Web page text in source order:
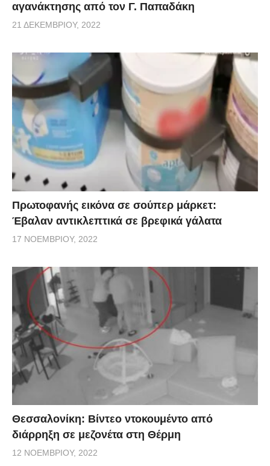
αγανάκτησης από τον Γ. Παπαδάκη
21 ΔΕΚΕΜΒΡΊΟΥ, 2022
Πρωτοφανής εικόνα σε σούπερ μάρκετ:
Έβαλαν αντικλεπτικά σε βρεφικά γάλατα
17 ΝΟΕΜΒΡΊΟΥ, 2022
Θεσσαλονίκη: Βίντεο ντοκουμέντο από
διάρρηξη σε μεζονέτα στη Θέρμη
12 ΝΟΕΜΒΡΊΟΥ, 2022